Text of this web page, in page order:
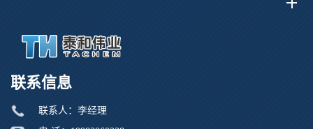
联系信息
联系人：李经理